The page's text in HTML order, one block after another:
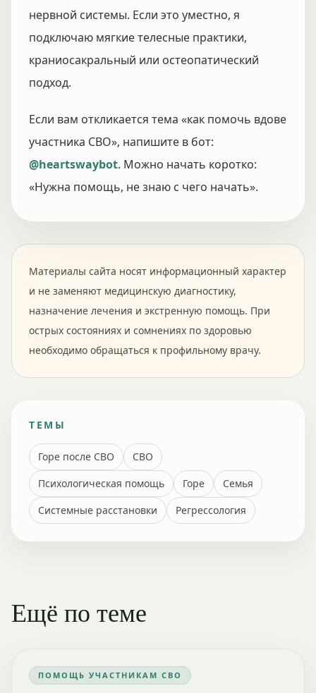
нервной системы. Если это уместно, я
подключаю мягкие телесные практики,
краниосакральный или остеопатический
подход.
Если вам откликается тема «как помочь вдове
участника СВО», напишите в бот:
@heartswaybot. Можно начать коротко:
«Нужна помощь, не знаю с чего начать».
Материалы сайта носят информационный характер
и не заменяют медицинскую диагностику,
назначение лечения и экстренную помощь. При
острых состояниях и сомнениях по здоровью
необходимо обращаться к профильному врачу.
ТЕМЫ
Горе после СВО
СВО
Психологическая помощь
Горе
Семья
Системные расстановки
Регрессология
Ещё по теме
ПОМОЩЬ УЧАСТНИКАМ СВО